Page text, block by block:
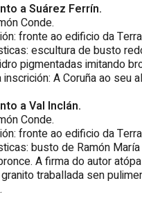
a Suárez Ferrín.
Conde.
fronte ao edificio da
escultura de busto
pigmentadas imitando
inscrición: A Coruña ao seu
a Val Inclán.
Conde.
fronte ao edificio da
busto de Ramón
A firma do autor
traballada sen